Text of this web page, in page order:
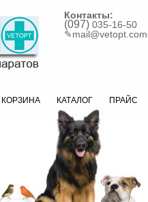
Контакты:
(097) 035-16-50
✎mail@vetopt.com
КОРЗИНА КАТАЛОГ ПРАЙС